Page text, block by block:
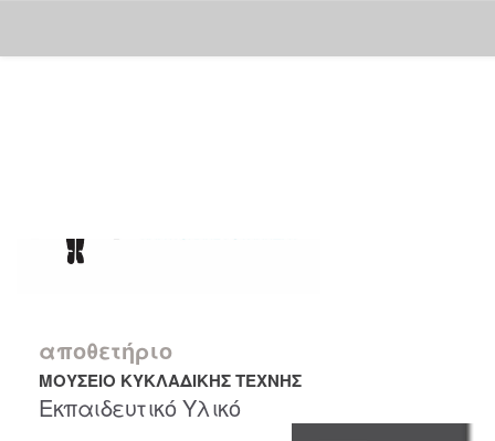
αποθετήριο
ΜΟΥΣΕΙΟ ΚΥΚΛΑΔΙΚΗΣ ΤΕΧΝΗΣ
Εκπαιδευτικό Υλικό